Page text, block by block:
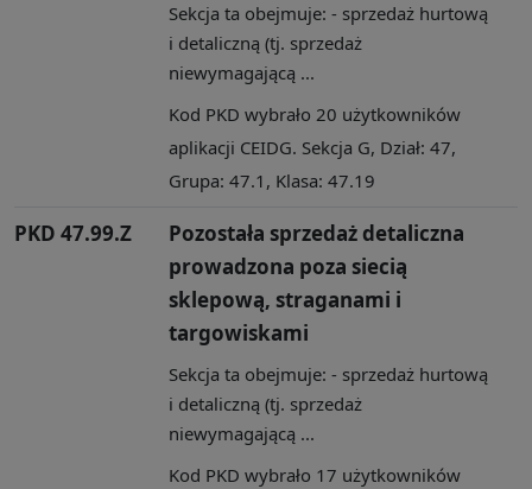
Sekcja ta obejmuje: - sprzedaż hurtową
i detaliczną (tj. sprzedaż
niewymagającą ...
Kod PKD wybrało 20 użytkowników
aplikacji CEIDG. Sekcja G, Dział: 47,
Grupa: 47.1, Klasa: 47.19
PKD 47.99.Z
Pozostała sprzedaż detaliczna
prowadzona poza siecią
sklepową, straganami i
targowiskami
Sekcja ta obejmuje: - sprzedaż hurtową
i detaliczną (tj. sprzedaż
niewymagającą ...
Kod PKD wybrało 17 użytkowników